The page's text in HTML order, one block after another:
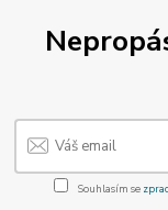
Souhlasím se